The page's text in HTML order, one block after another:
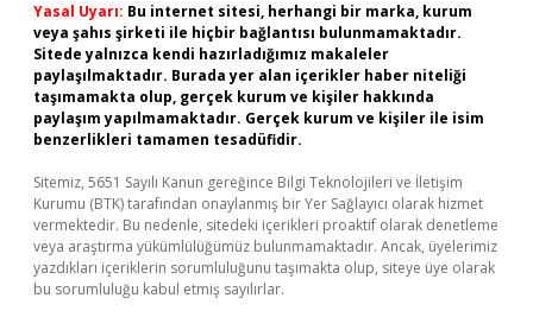
Yasal Uyarı: Bu internet sitesi, herhangi bir marka, kurum
veya şahıs şirketi ile hiçbir bağlantısı bulunmamaktadır.
Sitede yalnızca kendi hazırladığımız makaleler
paylaşılmaktadır. Burada yer alan içerikler haber niteliği
taşımamakta olup, gerçek kurum ve kişiler hakkında
paylaşım yapılmamaktadır. Gerçek kurum ve kişiler ile isim
benzerlikleri tamamen tesadüfidir.
Sitemiz, 5651 Sayılı Kanun gereğince Bilgi Teknolojileri ve İletişim
Kurumu (BTK) tarafından onaylanmış bir Yer Sağlayıcı olarak hizmet
vermektedir. Bu nedenle, sitedeki içerikleri proaktif olarak denetleme
veya araştırma yükümlülüğümüz bulunmamaktadır. Ancak, üyelerimiz
yazdıkları içeriklerin sorumluluğunu taşımakta olup, siteye üye olarak
bu sorumluluğu kabul etmiş sayılırlar.